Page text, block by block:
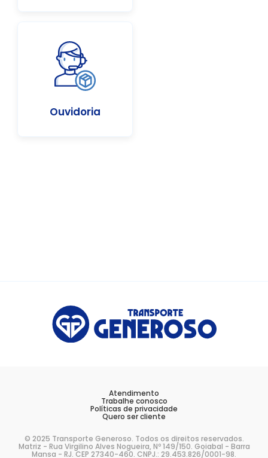
Ouvidoria
Atendimento
Trabalhe conosco
Políticas de privacidade
Quero ser cliente
© 2025 Transporte Generoso. Todos os direitos reservados.
Matriz - Rua Virgilino Alves Nogueira, Nº 149/150. Goiabal - Barra
Mansa - RJ. CEP 27340-460. CNPJ.: 29.453.826/0001-98.